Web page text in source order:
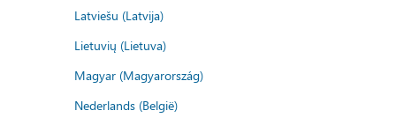
Latviešu (Latvija)
Lietuvių (Lietuva)
Magyar (Magyarország)
Nederlands (België)